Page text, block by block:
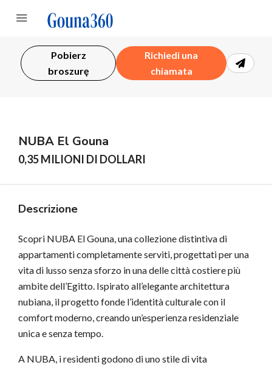
Pobierz
broszurę
Richiedi una
chiamata
NUBA El Gouna
0,35 MILIONI DI DOLLARI
Descrizione
Scopri NUBA El Gouna, una collezione distintiva di
appartamenti completamente serviti, progettati per una
vita di lusso senza sforzo in una delle città costiere più
ambite dell’Egitto. Ispirato all’elegante architettura
nubiana, il progetto fonde l’identità culturale con il
comfort moderno, creando un’esperienza residenziale
unica e senza tempo.
A NUBA, i residenti godono di uno stile di vita